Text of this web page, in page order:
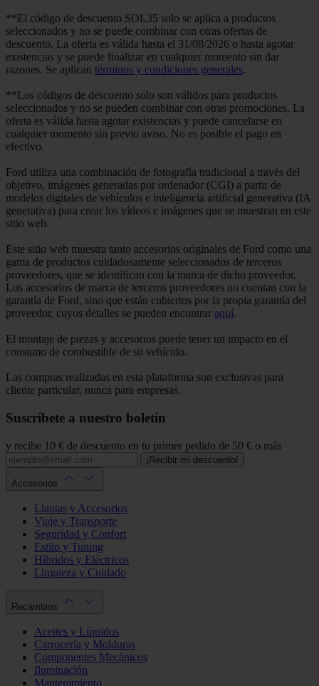
**El código de descuento SOL35 solo se aplica a productos
seleccionados y no se puede combinar con otras ofertas de
descuento. La oferta es válida hasta el 31/08/2026 o hasta agotar
existencias y se puede finalizar en cualquier momento sin dar
razones. Se aplican términos y condiciones generales.
**Los códigos de descuento solo son válidos para productos
seleccionados y no se pueden combinar con otras promociones. La
oferta es válida hasta agotar existencias y puede cancelarse en
cualquier momento sin previo aviso. No es posible el pago en
efectivo.
Ford utiliza una combinación de fotografía tradicional a través del
objetivo, imágenes generadas por ordenador (CGI) a partir de
modelos digitales de vehículos e inteligencia artificial generativa (IA
generativa) para crear los vídeos e imágenes que se muestran en este
sitio web.
Este sitio web muestra tanto accesorios originales de Ford como una
gama de productos cuidadosamente seleccionados de terceros
proveedores, que se identifican con la marca de dicho proveedor.
Los accesorios de marca de terceros proveedores no cuentan con la
garantía de Ford, sino que están cubiertos por la propia garantía del
proveedor, cuyos detalles se pueden encontrar aquí.
El montaje de piezas y accesorios puede tener un impacto en el
consumo de combustible de su vehículo.
Las compras realizadas en esta plataforma son exclusivas para
cliente particular, nunca para empresas.
Suscríbete a nuestro boletín
y recibe 10 € de descuento en tu primer pedido de 50 € o más
¡Recibir mi descuento!
Accesorios
Llantas y Accesorios
Viaje y Transporte
Seguridad y Confort
Estilo y Tuning
Híbridos y Eléctricos
Limpieza y Cuidado
Recambios
Aceites y Líquidos
Carrocería y Molduras
Componentes Mecánicos
Iluminación
Mantenimiento